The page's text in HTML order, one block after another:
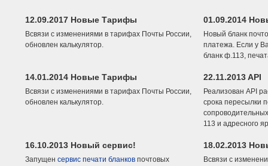
12.09.2017 Новые Тарифы
Всвязи с изменениями в тарифах Почты России,
обновлен калькулятор.
01.09.2014
Новый бланк
платежа. Если у
бланк ф.113,
14.01.2014 Новые Тарифы
Всвязи с изменениями в тарифах Почты России,
обновлен калькулятор.
22.11.2013 API
Реализован API
срока пересылки
113 и адресного
16.10.2013 Новый сервис!
Запущен сервис печати бланков почтовых
18.02.2013
Всвязи с